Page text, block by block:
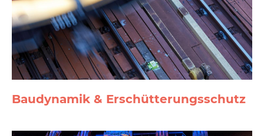
Bau­dynamik & Erschütterungs­schutz